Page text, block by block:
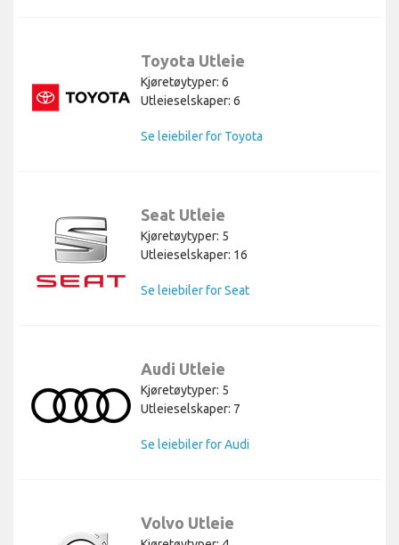
Toyota Utleie
Kjøretøytyper: 6
Utleieselskaper: 6
Se leiebiler for Toyota
Seat Utleie
Kjøretøytyper: 5
Utleieselskaper: 16
Se leiebiler for Seat
Audi Utleie
Kjøretøytyper: 5
Utleieselskaper: 7
Se leiebiler for Audi
Volvo Utleie